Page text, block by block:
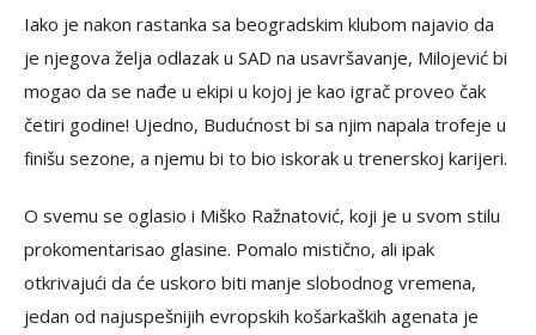
Iako je nakon rastanka sa beogradskim klubom najavio da
je njegova želja odlazak u SAD na usavršavanje, Milojević bi
mogao da se nađe u ekipi u kojoj je kao igrač proveo čak
četiri godine! Ujedno, Budućnost bi sa njim napala trofeje u
finišu sezone, a njemu bi to bio iskorak u trenerskoj karijeri.
O svemu se oglasio i Miško Ražnatović, koji je u svom stilu
prokomentarisao glasine. Pomalo mistično, ali ipak
otkrivajući da će uskoro biti manje slobodnog vremena,
jedan od najuspešnijih evropskih košarkaških agenata je